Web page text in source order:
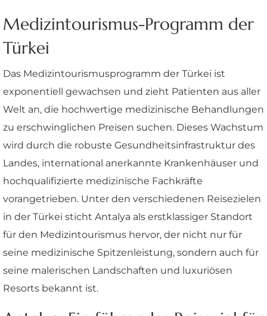
Medizintourismus-Programm der
Türkei
Das Medizintourismusprogramm der Türkei ist
exponentiell gewachsen und zieht Patienten aus aller
Welt an, die hochwertige medizinische Behandlungen
zu erschwinglichen Preisen suchen. Dieses Wachstum
wird durch die robuste Gesundheitsinfrastruktur des
Landes, international anerkannte Krankenhäuser und
hochqualifizierte medizinische Fachkräfte
vorangetrieben. Unter den verschiedenen Reisezielen
in der Türkei sticht Antalya als erstklassiger Standort
für den Medizintourismus hervor, der nicht nur für
seine medizinische Spitzenleistung, sondern auch für
seine malerischen Landschaften und luxuriösen
Resorts bekannt ist.